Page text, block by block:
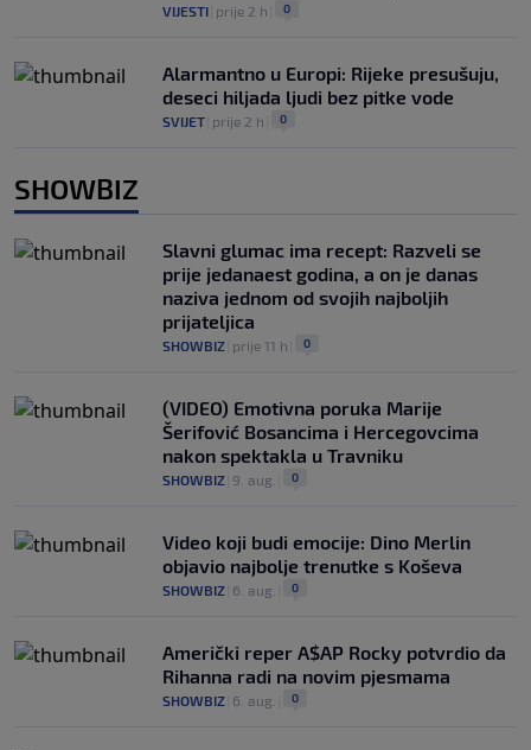
VIJESTI prije 2 h 0
Alarmantno u Europi: Rijeke presušuju,
deseci hiljada ljudi bez pitke vode
SVIJET prije 2 h 0
SHOWBIZ
Slavni glumac ima recept: Razveli se
prije jedanaest godina, a on je danas
naziva jednom od svojih najboljih
prijateljica
SHOWBIZ prije 11 h 0
(VIDEO) Emotivna poruka Marije
Šerifović Bosancima i Hercegovcima
nakon spektakla u Travniku
SHOWBIZ 9. aug. 0
Video koji budi emocije: Dino Merlin
objavio najbolje trenutke s Koševa
SHOWBIZ 6. aug. 0
Američki reper A$AP Rocky potvrdio da
Rihanna radi na novim pjesmama
SHOWBIZ 6. aug. 0